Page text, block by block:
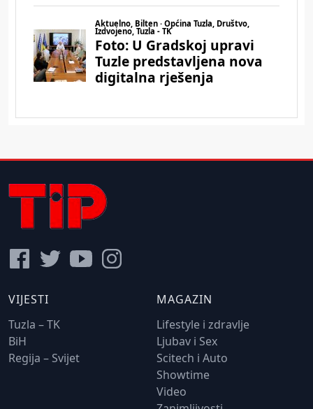
VIJESTI
Tuzla – TK
BiH
Regija – Svijet
MAGAZIN
Lifestyle i zdravlje
Ljubav i Sex
Scitech i Auto
Showtime
Video